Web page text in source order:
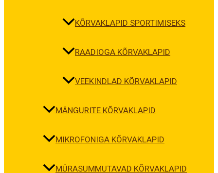
KÕRVAKLAPID SPORTIMISEKS
RAADIOGA KÕRVAKLAPID
VEEKINDLAD KÕRVAKLAPID
MÄNGURITE KÕRVAKLAPID
MIKROFONIGA KÕRVAKLAPID
MÜRASUMMUTAVAD KÕRVAKLAPID